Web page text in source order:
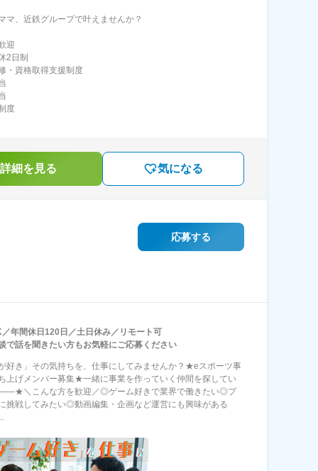
マ、近鉄グループで叶えませんか？
迎
2日制
・資格取得支援制度
度
細を見る 気になる
応募する
年間休日120日／土日休み／リモート可
で話を聞きたい方もお気軽にご応募ください
好き」その気持ちを、仕事にしてみませんか？★eスポーツ事
上げメンバー募集★一緒に事業を作っていく仲間を探してい
＼こんな方を歓迎／◎ゲーム好きで業界で働きたい◎プ
挑戦してみたい◎動画編集・企画など運営にも興味がある